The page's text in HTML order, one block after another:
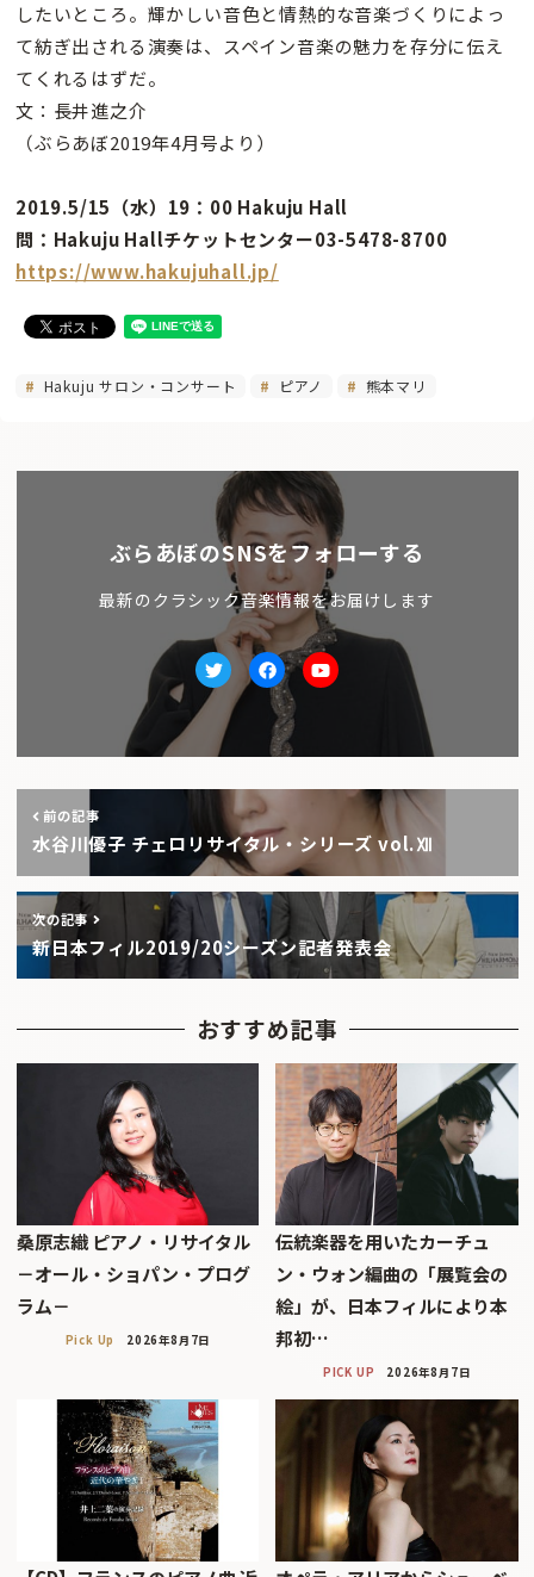
したいところ。輝かしい音色と情熱的な音楽づくりによっ
て紡ぎ出される演奏は、スペイン音楽の魅力を存分に伝え
てくれるはずだ。
文：長井進之介
（ぶらあぼ2019年4月号より）
2019.5/15（水）19：00 Hakuju Hall
問：Hakuju Hallチケットセンター03-5478-8700
https://www.hakujuhall.jp/
Hakuju サロン・コンサート ピアノ 熊本マリ
ぶらあぼのSNSをフォローする
最新のクラシック音楽情報をお届けします
TwitterfacebookYoutube
前の記事
水谷川優子 チェロリサイタル・シリーズ vol.Ⅻ
次の記事
新日本フィル2019/20シーズン記者発表会
おすすめ記事
桑原志織 ピアノ・リサイタル
－オール・ショパン・プログ
ラム－
Pick Up 2026年8月7日
伝統楽器を用いたカーチュ
ン・ウォン編曲の「展覧会の
絵」が、日本フィルにより本
邦初…
PICK UP 2026年8月7日